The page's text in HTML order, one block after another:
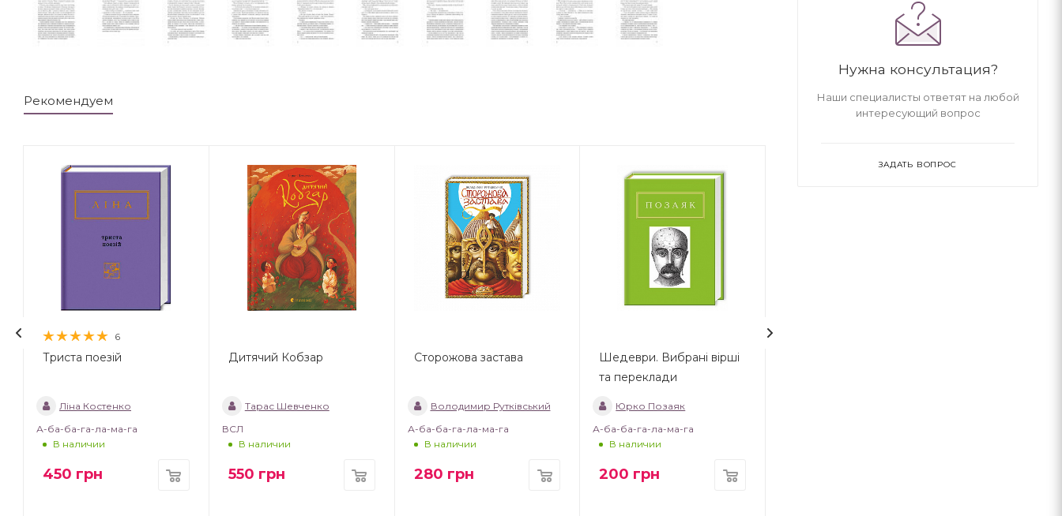
Рекомендуем
6
Триста поезій
Ліна Костенко
А-ба-ба-га-ла-ма-га
В наличии
450 грн
Дитячий Кобзар
Тарас Шевченко
ВСЛ
В наличии
550 грн
Сторожова застава
Володимир Рутківський
А-ба-ба-га-ла-ма-га
В наличии
280 грн
Шедеври. Вибрані вірші
та переклади
Юрко Позаяк
А-ба-ба-га-ла-ма-га
В наличии
200 грн
Нужна консультация?
Наши специалисты ответят на любой
интересующий вопрос
ЗАДАТЬ ВОПРОС